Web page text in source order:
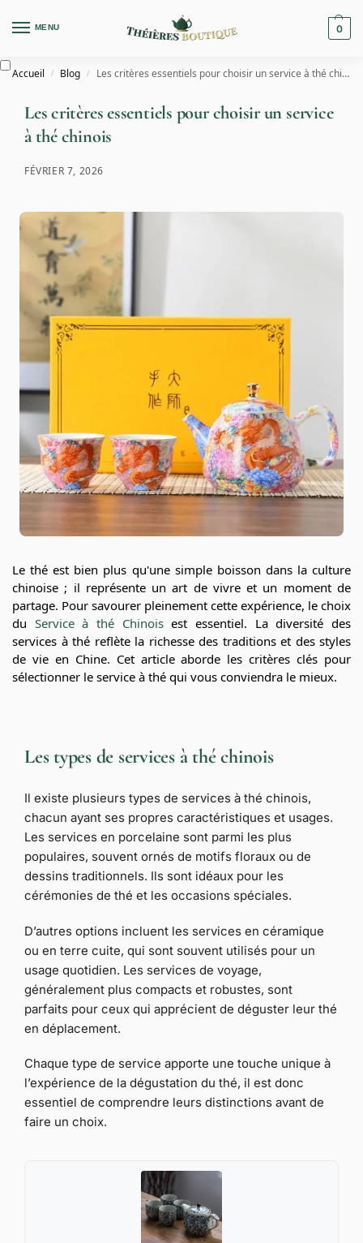
MENU 0
Accueil / Blog / Les critères essentiels pour choisir un service à thé chinois
Les critères essentiels pour choisir un service
à thé chinois
FÉVRIER 7, 2026
Le thé est bien plus qu'une simple boisson dans la culture
chinoise ; il représente un art de vivre et un moment de
partage. Pour savourer pleinement cette expérience, le choix
du Service à thé Chinoisest essentiel. La diversité des
services à thé reflète la richesse des traditions et des styles
de vie en Chine. Cet article aborde les critères clés pour
sélectionner le service à thé qui vous conviendra le mieux.
Les types de services à thé chinois
Il existe plusieurs types de services à thé chinois,
chacun ayant ses propres caractéristiques et usages.
Les services en porcelaine sont parmi les plus
populaires, souvent ornés de motifs floraux ou de
dessins traditionnels. Ils sont idéaux pour les
cérémonies de thé et les occasions spéciales.
D’autres options incluent les services en céramique
ou en terre cuite, qui sont souvent utilisés pour un
usage quotidien. Les services de voyage,
généralement plus compacts et robustes, sont
parfaits pour ceux qui apprécient de déguster leur thé
en déplacement.
Chaque type de service apporte une touche unique à
l’expérience de la dégustation du thé, il est donc
essentiel de comprendre leurs distinctions avant de
faire un choix.